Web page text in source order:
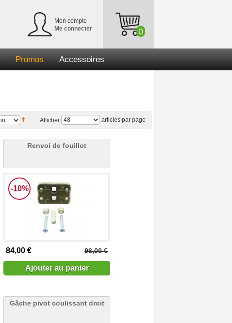
Mon compte
Me connecter
0
Promos Accessoires
Afficher articles par page
Renvoi de fouillot
-10%
96,00 €
84,00 €
Ajouter au panier
Gâche pivot coulissant droit